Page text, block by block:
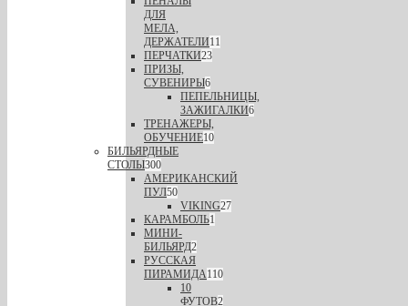
ДЛЯ
МЕЛА,
ДЕРЖАТЕЛИ11
ПЕРЧАТКИ23
ПРИЗЫ,
СУВЕНИРЫ6
ПЕПЕЛЬНИЦЫ,
ЗАЖИГАЛКИ6
ТРЕНАЖЕРЫ,
ОБУЧЕНИЕ10
БИЛЬЯРДНЫЕ
СТОЛЫ300
АМЕРИКАНСКИЙ
ПУЛ50
VIKING27
КАРАМБОЛЬ1
МИНИ-
БИЛЬЯРД2
РУССКАЯ
ПИРАМИДА110
10
ФУТОВ2